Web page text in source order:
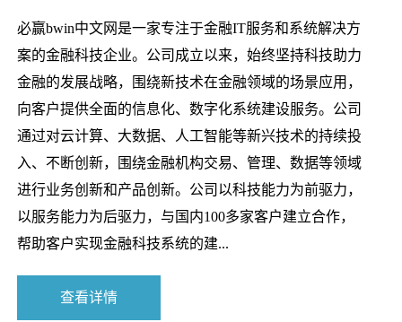
必赢bwin中文网是一家专注于金融IT服务和系统解决方
案的金融科技企业。公司成立以来，始终坚持科技助力
金融的发展战略，围绕新技术在金融领域的场景应用，
向客户提供全面的信息化、数字化系统建设服务。公司
通过对云计算、大数据、人工智能等新兴技术的持续投
入、不断创新，围绕金融机构交易、管理、数据等领域
进行业务创新和产品创新。公司以科技能力为前驱力，
以服务能力为后驱力，与国内100多家客户建立合作，
帮助客户实现金融科技系统的建...
查看详情